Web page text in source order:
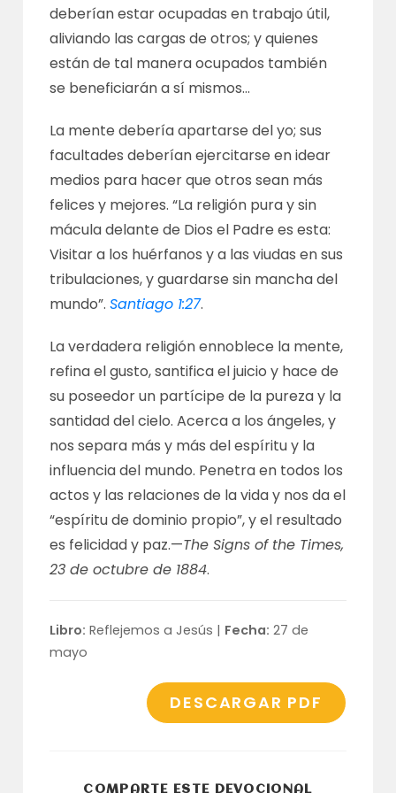
deberían estar ocupadas en trabajo útil,
aliviando las cargas de otros; y quienes
están de tal manera ocupados también
se beneficiarán a sí mismos…
La mente debería apartarse del yo; sus
facultades deberían ejercitarse en idear
medios para hacer que otros sean más
felices y mejores. “La religión pura y sin
mácula delante de Dios el Padre es esta:
Visitar a los huérfanos y a las viudas en sus
tribulaciones, y guardarse sin mancha del
mundo”.Santiago 1:27.
La verdadera religión ennoblece la mente,
refina el gusto, santifica el juicio y hace de
su poseedor un partícipe de la pureza y la
santidad del cielo. Acerca a los ángeles, y
nos separa más y más del espíritu y la
influencia del mundo. Penetra en todos los
actos y las relaciones de la vida y nos da el
“espíritu de dominio propio”, y el resultado
es felicidad y paz.—The Signs of the Times,
23 de octubre de 1884.
Libro: Reflejemos a Jesús | Fecha: 27 de
mayo
DESCARGAR PDF
COMPARTE ESTE DEVOCIONAL